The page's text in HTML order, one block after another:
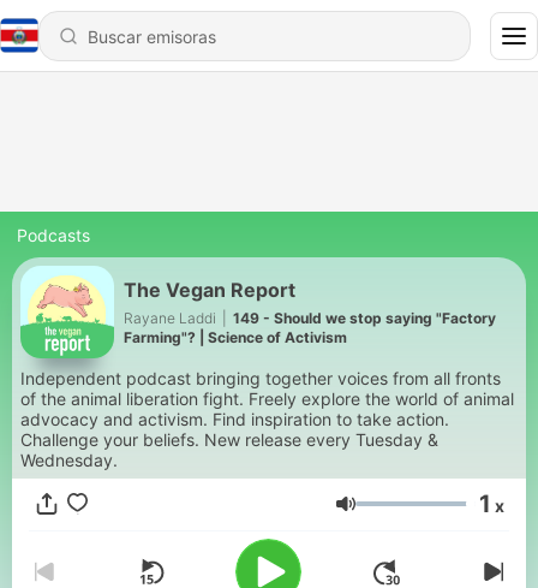
Podcasts
The Vegan Report
Rayane Laddi
149 - Should we stop saying "Factory
Farming"? | Science of Activism
Independent podcast bringing together voices from all fronts
of the animal liberation fight. Freely explore the world of animal
advocacy and activism. Find inspiration to take action.
Challenge your beliefs. New release every Tuesday &
Wednesday.
Volumen 1 x